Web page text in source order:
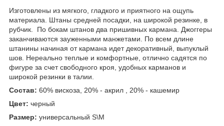
Изготовлены из мягкого, гладкого и приятного на ощупь
материала. Штаны средней посадки, на широкой резинке, в
рубчик. По бокам штанов два пришивных кармана. Джоггеры
заканчиваются зауженными манжетами. По всем длине
штанины начиная от кармана идет декоративный, выпуклый
шов. Нереально теплые и комфортные, отлично садятся по
фигуре за счет свободного кроя, удобных карманов и
широкой резинки в талии.
Состав: 60% вискоза, 20% - акрил , 20% - кашемир
Цвет: черный
Размер: универсальный S\M